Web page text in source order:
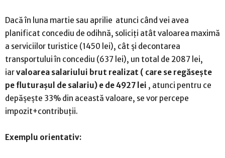
Dacă în luna martie sau aprilie atunci când vei avea
planificat concediu de odihnă, soliciți atât valoarea maximă
a serviciilor turistice (1450 lei), cât și decontarea
transportului în concediu (637 lei), un total de 2087 lei,
iarvaloarea salariului brut realizat ( care se regăsește
pe fluturașul de salariu) e de 4927 lei , atunci pentru ce
depășește 33% din această valoare, se vor percepe
impozit+contribuții.
Exemplu orientativ: